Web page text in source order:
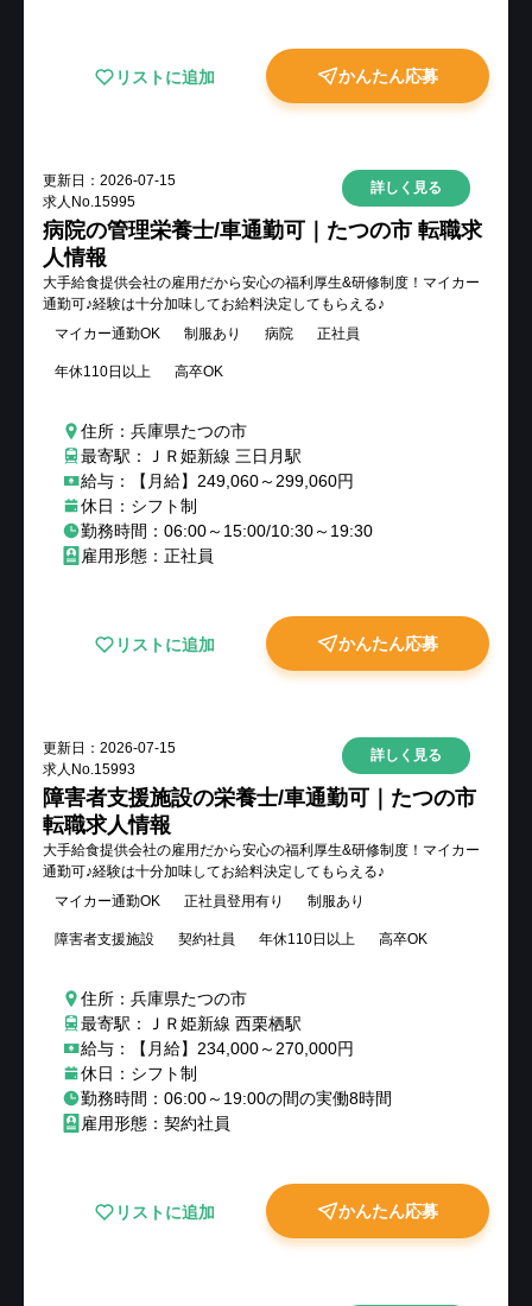
リストに追加 かんたん応募
更新日： 2026-07-15
求人No.15995
詳しく見る
病院の管理栄養士/車通勤可｜たつの市 転職求
人情報
大手給食提供会社の雇用だから安心の福利厚生&研修制度！マイカー
通勤可♪経験は十分加味してお給料決定してもらえる♪
マイカー通勤OK
制服あり 病院 正社員
年休110日以上 高卒OK
住所：兵庫県たつの市
最寄駅：ＪＲ姫新線 三日月駅
給与：【月給】249,060～299,060円
休日：シフト制
勤務時間：06:00～15:00/10:30～19:30
雇用形態：正社員
リストに追加 かんたん応募
更新日： 2026-07-15
求人No.15993
詳しく見る
障害者支援施設の栄養士/車通勤可｜たつの市
転職求人情報
大手給食提供会社の雇用だから安心の福利厚生&研修制度！マイカー
通勤可♪経験は十分加味してお給料決定してもらえる♪
マイカー通勤OK
正社員登用有り 制服あり
障害者支援施設 契約社員 年休110日以上 高卒OK
住所：兵庫県たつの市
最寄駅：ＪＲ姫新線 西栗栖駅
給与：【月給】234,000～270,000円
休日：シフト制
勤務時間：06:00～19:00の間の実働8時間
雇用形態：契約社員
リストに追加 かんたん応募